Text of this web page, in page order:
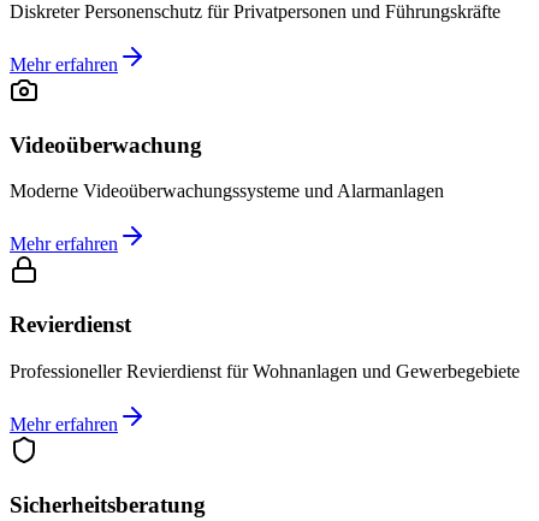
Diskreter Personenschutz für Privatpersonen und Führungskräfte
Mehr erfahren
Videoüberwachung
Moderne Videoüberwachungssysteme und Alarmanlagen
Mehr erfahren
Revierdienst
Professioneller Revierdienst für Wohnanlagen und Gewerbegebiete
Mehr erfahren
Sicherheitsberatung